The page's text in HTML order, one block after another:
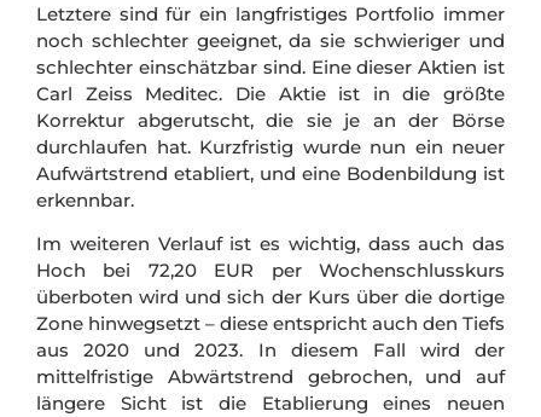
Letztere sind für ein langfristiges Portfolio immer
noch schlechter geeignet, da sie schwieriger und
schlechter einschätzbar sind. Eine dieser Aktien ist
Carl Zeiss Meditec. Die Aktie ist in die größte
Korrektur abgerutscht, die sie je an der Börse
durchlaufen hat. Kurzfristig wurde nun ein neuer
Aufwärtstrend etabliert, und eine Bodenbildung ist
erkennbar.
Im weiteren Verlauf ist es wichtig, dass auch das
Hoch bei 72,20 EUR per Wochenschlusskurs
überboten wird und sich der Kurs über die dortige
Zone hinwegsetzt – diese entspricht auch den Tiefs
aus 2020 und 2023. In diesem Fall wird der
mittelfristige Abwärtstrend gebrochen, und auf
längere Sicht ist die Etablierung eines neuen